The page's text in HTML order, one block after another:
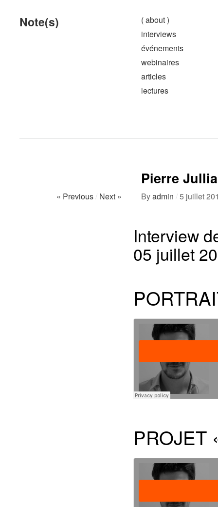
Note(s)
( about )
interviews
événements
webinaires
articles
lectures
Pierre
« Previous/ Next » Byadmin /5 juillet
Interview
05 juillet
PROJET